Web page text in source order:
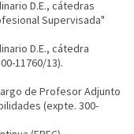
D.E., cátedras
Supervisada"
D.E., cátedra
11760/13).
de Profesor Adjunto
(expte. 300-